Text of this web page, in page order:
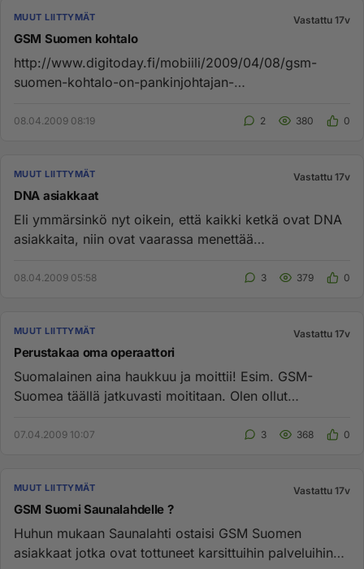
MUUT LIITTYMÄT Vastattu 17v
GSM Suomen kohtalo
http://www.digitoday.fi/mobiili/2009/04/08/gsm-
suomen-kohtalo-on-pankinjohtajan-
08.04.2009 08:19 2 380 0
MUUT LIITTYMÄT Vastattu 17v
DNA asiakkaat
Eli ymmärsinkö nyt oikein, että kaikki ketkä ovat DNA
asiakkaita, niin ovat vaarassa menettää
08.04.2009 05:58 3 379 0
MUUT LIITTYMÄT Vastattu 17v
Perustakaa oma operaattori
Suomalainen aina haukkuu ja moittii! Esim. GSM-
Suomea täällä jatkuvasti moititaan. Olen ollut
07.04.2009 10:07 3 368 0
MUUT LIITTYMÄT Vastattu 17v
GSM Suomi Saunalahdelle ?
Huhun mukaan Saunalahti ostaisi GSM Suomen
asiakkaat jotka ovat tottuneet karsittuihin palveluihin